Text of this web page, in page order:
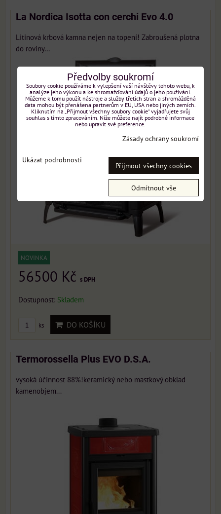
La Nordica Isotta con cerchi Evo 4.0
Litinová krbová kamna nejen na topení! Zabroušená plotna
do roviny...
NOVINKA
56500 Kč s DPH
Dostupnost: Skladem
ks DO KOŠÍKU
Termorossella Plus EVO D.S.A.
vysoká účinnost 88%!keramický nebo mastkový obklad
kamenobjem...
Předvolby soukromí
Soubory cookie používáme k vylepšení vaší návštěvy tohoto webu, k
analýze jeho výkonu a ke shromažďování údajů o jeho používání.
Můžeme k tomu použít nástroje a služby třetích stran a shromážděná
data mohou být přenášena partnerům v EU, USA nebo jiných zemích.
Kliknutím na „Přijmout všechny soubory cookie“ vyjadřujete svůj
souhlas s tímto zpracováním. Níže můžete najít podrobné informace
nebo upravit své preference.
Zásady ochrany soukromí
Ukázat podrobnosti
Přijmout všechny cookies
Odmítnout vše